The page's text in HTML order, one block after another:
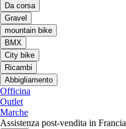
Da corsa
Gravel
mountain bike
BMX
City bike
Ricambi
Abbigliamento
Officina
Outlet
Marche
Assistenza post-vendita in Francia